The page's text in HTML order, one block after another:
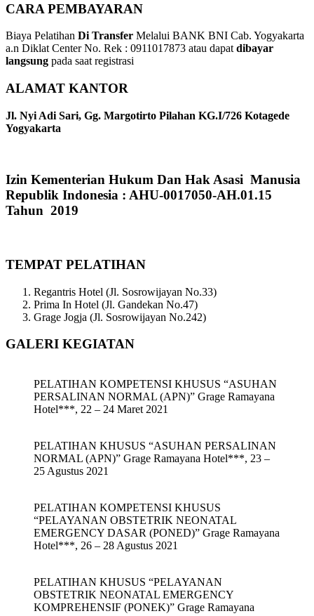
CARA PEMBAYARAN
Biaya Pelatihan Di Transfer Melalui BANK BNI Cab. Yogyakarta
a.n Diklat Center No. Rek : 0911017873 atau dapatdibayar
langsung pada saat registrasi
ALAMAT KANTOR
Jl. Nyi Adi Sari, Gg. Margotirto Pilahan KG.I/726 Kotagede
Yogyakarta
Izin Kementerian Hukum Dan Hak Asasi Manusia
Republik Indonesia : AHU-0017050-AH.01.15
Tahun 2019
TEMPAT PELATIHAN
Regantris Hotel (Jl. Sosrowijayan No.33)
Prima In Hotel (Jl. Gandekan No.47)
Grage Jogja (Jl. Sosrowijayan No.242)
GALERI KEGIATAN
PELATIHAN KOMPETENSI KHUSUS “ASUHAN
PERSALINAN NORMAL (APN)” Grage Ramayana
Hotel***, 22 – 24 Maret 2021
PELATIHAN KHUSUS “ASUHAN PERSALINAN
NORMAL (APN)” Grage Ramayana Hotel***, 23 –
25 Agustus 2021
PELATIHAN KOMPETENSI KHUSUS
“PELAYANAN OBSTETRIK NEONATAL
EMERGENCY DASAR (PONED)” Grage Ramayana
Hotel***, 26 – 28 Agustus 2021
PELATIHAN KHUSUS “PELAYANAN
OBSTETRIK NEONATAL EMERGENCY
KOMPREHENSIF (PONEK)” Grage Ramayana